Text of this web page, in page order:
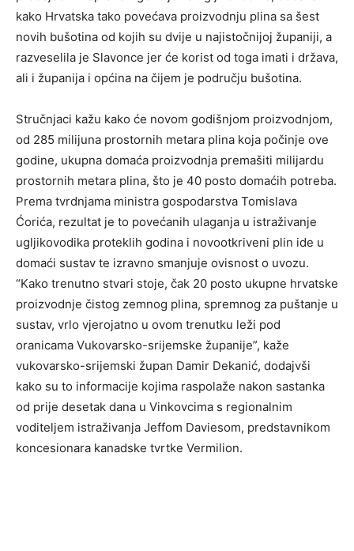
kako Hrvatska tako povećava proizvodnju plina sa šest
novih bušotina od kojih su dvije u najistočnijoj županiji, a
razveselila je Slavonce jer će korist od toga imati i država,
ali i županija i općina na čijem je području bušotina.
Stručnjaci kažu kako će novom godišnjom proizvodnjom,
od 285 milijuna prostornih metara plina koja počinje ove
godine, ukupna domaća proizvodnja premašiti milijardu
prostornih metara plina, što je 40 posto domaćih potreba.
Prema tvrdnjama ministra gospodarstva Tomislava
Ćorića, rezultat je to povećanih ulaganja u istraživanje
ugljikovodika proteklih godina i novootkriveni plin ide u
domaći sustav te izravno smanjuje ovisnost o uvozu.
“Kako trenutno stvari stoje, čak 20 posto ukupne hrvatske
proizvodnje čistog zemnog plina, spremnog za puštanje u
sustav, vrlo vjerojatno u ovom trenutku leži pod
oranicama Vukovarsko-srijemske županije”, kaže
vukovarsko-srijemski župan Damir Dekanić, dodajvši
kako su to informacije kojima raspolaže nakon sastanka
od prije desetak dana u Vinkovcima s regionalnim
voditeljem istraživanja Jeffom Daviesom, predstavnikom
koncesionara kanadske tvrtke Vermilion.